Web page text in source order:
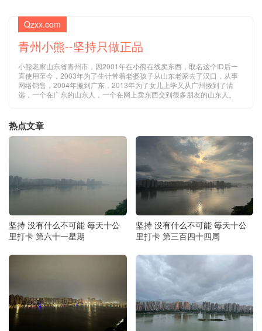
Qzxx.com
青州小熊--坚持只做正品
小熊老家山东省青州市，因2001年在小熊在线卖东西，取名这个ID后一
直使用至今，2003年为了生计带着老婆孩子从山东老家去了汉口，从事
网络销售，2004年搬到广东，2013年为了女儿上学又从广州搬到了清
远，一个在广东的山东人，一个在网上卖东西交到很多朋友的山东人。
热点文章
坚持 没有什么不可能 毎天十公
里打卡 第六十一星期
坚持 没有什么不可能 毎天十公
里打卡 第三百四十四周